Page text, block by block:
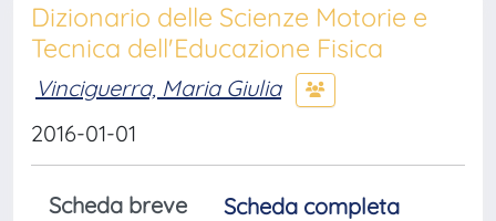
Dizionario delle Scienze Motorie e
Tecnica dell'Educazione Fisica
Vinciguerra, Maria Giulia
2016-01-01
Scheda breve
Scheda completa